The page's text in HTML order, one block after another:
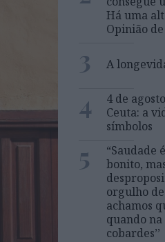
Há uma
Opinião
3 A
4
4 de
Ceuta: a
símbolos
5
“Saudade
bonito,
orgulho
achamos
quando
cobardes’’